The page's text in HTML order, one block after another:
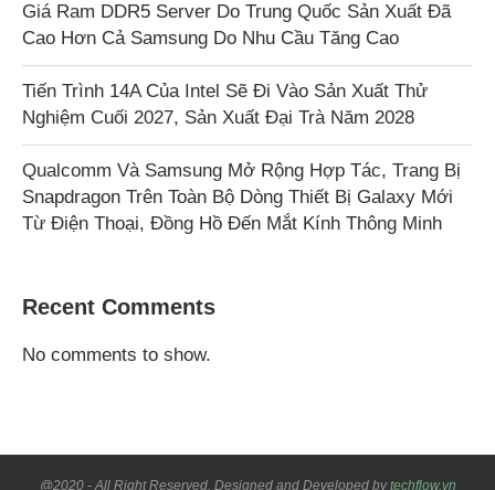
Giá Ram DDR5 Server Do Trung Quốc Sản Xuất Đã
Cao Hơn Cả Samsung Do Nhu Cầu Tăng Cao
Tiến Trình 14A Của Intel Sẽ Đi Vào Sản Xuất Thử
Nghiệm Cuối 2027, Sản Xuất Đại Trà Năm 2028
Qualcomm Và Samsung Mở Rộng Hợp Tác, Trang Bị
Snapdragon Trên Toàn Bộ Dòng Thiết Bị Galaxy Mới
Từ Điện Thoại, Đồng Hồ Đến Mắt Kính Thông Minh
Recent Comments
No comments to show.
@2020 - All Right Reserved. Designed and Developed bytechflow.vn